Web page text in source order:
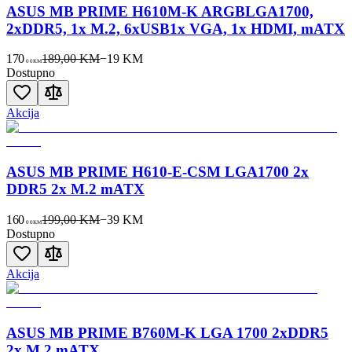
ASUS MB PRIME H610M-K ARGBLGA1700,
2xDDR5, 1x M.2, 6xUSB1x VGA, 1x HDMI, mATX
170 00KM189,00 KM−19 KM
Dostupno
Akcija
ASUS MB PRIME H610-E-CSM LGA1700 2x
DDR5 2x M.2 mATX
160 00KM199,00 KM−39 KM
Dostupno
Akcija
ASUS MB PRIME B760M-K LGA 1700 2xDDR5